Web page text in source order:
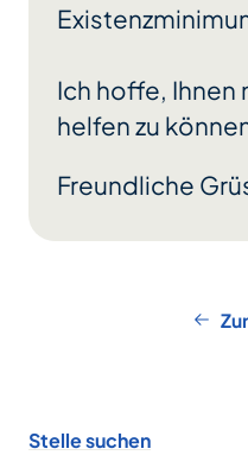
Ich hoffe, Ihnen
helfen zu
Freundliche
Stelle suchen